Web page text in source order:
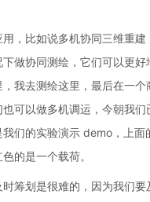
，比如说多机协同三维重
做协同测绘，它们可以更好
我去测绘这里，最后在一个
可以做多机调运，今朝我
我们的实验演示 demo，上面
的是一个载荷。
筹划是很难的，因为我们要